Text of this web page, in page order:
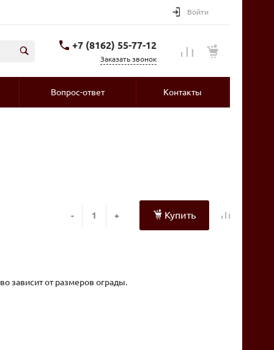
Войти
+7 (8162) 55-77-12
Заказать звонок
Вопрос-ответ Контакты
- + Купить
зависит от размеров ограды.